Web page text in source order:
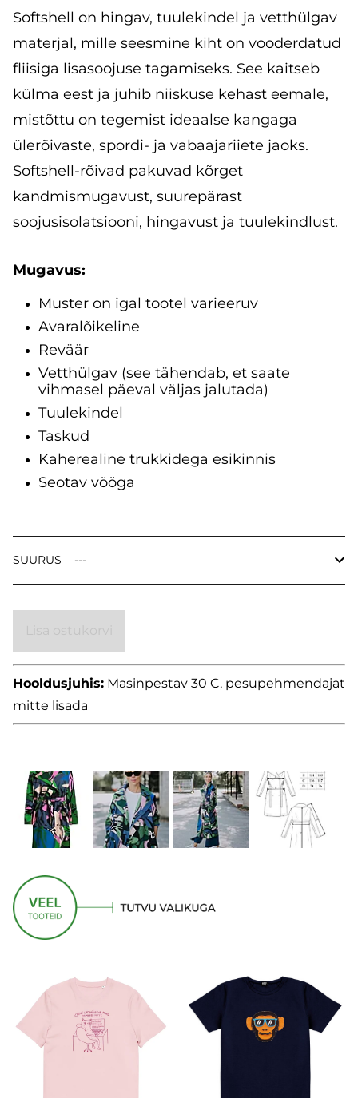
Softshell on hingav, tuulekindel ja vetthülgav
materjal, mille seesmine kiht on vooderdatud
fliisiga lisasoojuse tagamiseks. See kaitseb
külma eest ja juhib niiskuse kehast eemale,
mistõttu on tegemist ideaalse kangaga
ülerõivaste, spordi- ja vabaajariiete jaoks.
Softshell-rõivad pakuvad kõrget
kandmismugavust, suurepärast
soojusisolatsiooni, hingavust ja tuulekindlust.
Mugavus:
Muster on igal tootel varieeruv
Avaralõikeline
Reväär
Vetthülgav (see tähendab, et saate
vihmasel päeval väljas jalutada)
Tuulekindel
Taskud
Kaherealine trukkidega esikinnis
Seotav vööga
SUURUS
Hooldusjuhis: Masinpestav 30 C, pesupehmendajat
mitte lisada